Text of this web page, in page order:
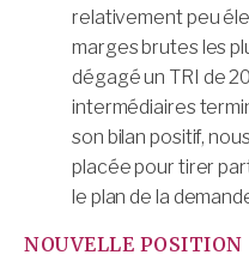
relativement peu
marges brutes les
dégagé un TRI de
intermédiaires
son bilan positif,
placée pour tirer
le plan de la
NOUVELLE POSITION